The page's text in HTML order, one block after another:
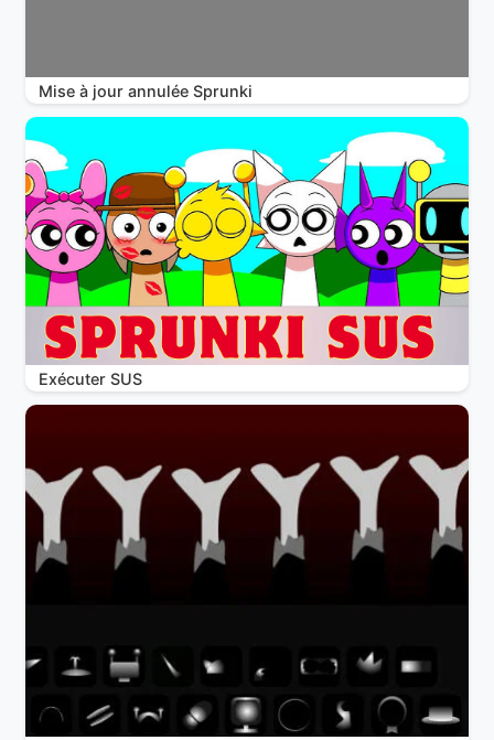
Mise à jour annulée Sprunki
Exécuter SUS